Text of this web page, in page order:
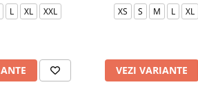
L XL XXL XS S M L XL
VEZI VARIANTE